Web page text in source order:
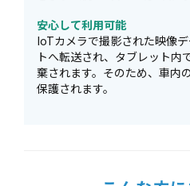
安心して利用可能
IoTカメラで撮影された映像
トへ転送され、タブレット内
棄されます。そのため、車内
保護されます。